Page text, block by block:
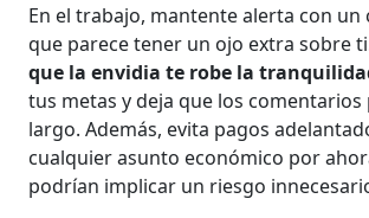
En el trabajo, mantente alerta con un
que parece tener un ojo extra sobre
que la envidia te robe la
tus metas y deja que los comentarios
largo. Además, evita pagos
cualquier asunto económico por
podrían implicar un riesgo